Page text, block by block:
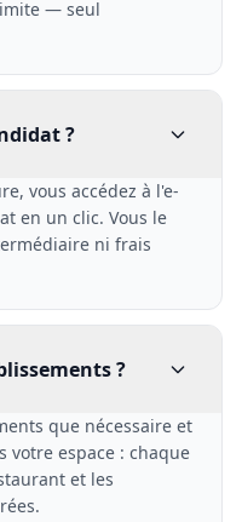
— seul
?
vous accédez à l'e-
en un clic. Vous le
ni frais
?
que nécessaire et
votre espace : chaque
et les